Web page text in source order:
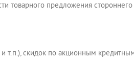
товарного предложения
т.п.), скидок по акционным